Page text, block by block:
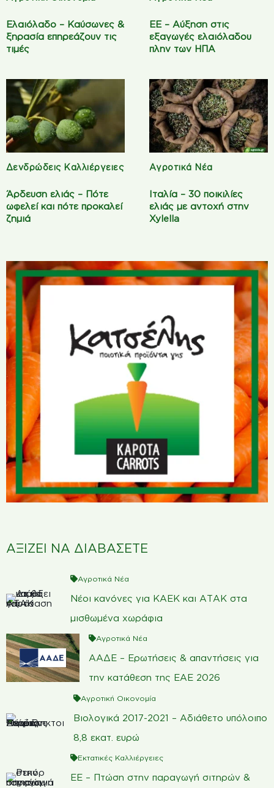
Ελαιόλαδο – Καύσωνες &
ξηρασία επηρεάζουν τις
τιμές
ΕΕ – Αύξηση στις
εξαγωγές ελαιόλαδου
πλην των ΗΠΑ
Δενδρώδεις Καλλιέργειες
Άρδευση ελιάς – Πότε
ωφελεί και πότε προκαλεί
ζημιά
Αγροτικά Νέα
Ιταλία – 30 ποικιλίες
ελιάς με αντοχή στην
Xylella
ΑΞΙΖΕΙ ΝΑ ΔΙΑΒΑΣΕΤΕ
Αγροτικά Νέα
Νέοι κανόνες για ΚΑΕΚ και ΑΤΑΚ στα
μισθωμένα χωράφια
Αγροτικά Νέα
ΑΑΔΕ – Ερωτήσεις & απαντήσεις για
την κατάθεση της ΕΑΕ 2026
Αγροτική Οικονομία
Βιολογικά 2017-2021 – Αδιάθετο υπόλοιπο
8,8 εκατ. ευρώ
Εκτατικές Καλλιέργειες
ΕΕ – Πτώση στην παραγωγή σιτηρών &